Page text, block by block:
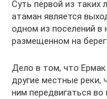
Суть первой из таких
атаман является
одном из поселений
размещенном на
Дело в том, что Ермак
другие местные реки,
ним передвигаться